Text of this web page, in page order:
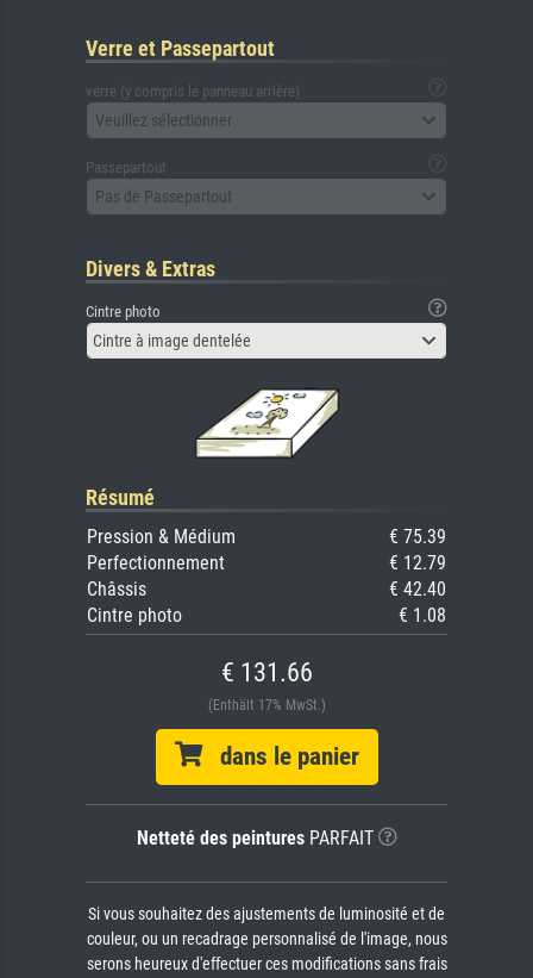
Verre et Passepartout
verre (y compris le panneau arrière)
Veuillez sélectionner
Passepartout
Pas de Passepartout
Divers & Extras
Cintre photo
Cintre à image dentelée
Résumé
Pression & Médium
€ 75.39
Perfectionnement
€ 12.79
Châssis
€ 42.40
Cintre photo
€ 1.08
€ 131.66
(Enthält 17% MwSt.)
dans le panier
Netteté des peinturesPARFAIT
Si vous souhaitez des ajustements de luminosité et de
couleur, ou un recadrage personnalisé de l'image, nous
serons heureux d'effectuer ces modifications sans frais